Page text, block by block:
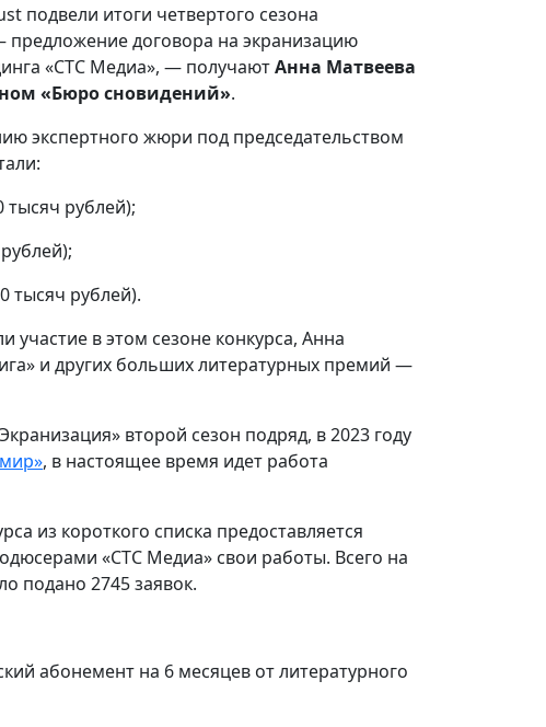
подвели итоги четвертого сезона
предложение договора на экранизацию
«СТС Медиа», — получаютАнна Матвеева
«Бюро сновидений».
экспертного жюри под председательством
тысяч рублей);
тысяч рублей).
в этом сезоне конкурса, Анна
и других больших литературных премий —
второй сезон подряд, в 2023 году
, в настоящее время идет работа
из короткого списка предоставляется
«СТС Медиа» свои работы. Всего на
подано 2745 заявок.
абонемент на 6 месяцев от литературного